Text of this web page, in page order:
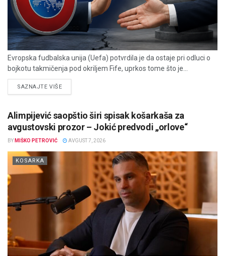
Evropska fudbalska unija (Uefa) potvrdila je da ostaje pri odluci o
bojkotu takmičenja pod okriljem Fife, uprkos tome što je...
SAZNAJTE VIŠEDETAILS
Alimpijević saopštio širi spisak košarkaša za
avgustovski prozor – Jokić predvodi „orlove“
BY MIŠKO PETROVIĆ AVGUST 7, 2026
KOSARKA